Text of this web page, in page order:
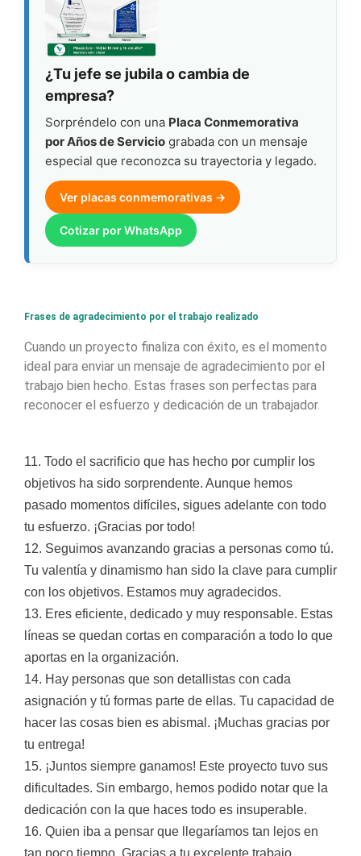
¿Tu jefe se jubila o cambia de
empresa?
Sorpréndelo con una Placa Conmemorativa
por Años de Servicio grabada con un mensaje
especial que reconozca su trayectoria y legado.
Ver placas conmemorativas →
Cotizar por WhatsApp
Frases de agradecimiento por el trabajo realizado
Cuando un proyecto finaliza con éxito, es el momento
ideal para enviar un mensaje de agradecimiento por el
trabajo bien hecho. Estas frases son perfectas para
reconocer el esfuerzo y dedicación de un trabajador.
11. Todo el sacrificio que has hecho por cumplir los
objetivos ha sido sorprendente. Aunque hemos
pasado momentos difíciles, sigues adelante con todo
tu esfuerzo. ¡Gracias por todo!
12. Seguimos avanzando gracias a personas como tú.
Tu valentía y dinamismo han sido la clave para cumplir
con los objetivos. Estamos muy agradecidos.
13. Eres eficiente, dedicado y muy responsable. Estas
líneas se quedan cortas en comparación a todo lo que
aportas en la organización.
14. Hay personas que son detallistas con cada
asignación y tú formas parte de ellas. Tu capacidad de
hacer las cosas bien es abismal. ¡Muchas gracias por
tu entrega!
15. ¡Juntos siempre ganamos! Este proyecto tuvo sus
dificultades. Sin embargo, hemos podido notar que la
dedicación con la que haces todo es insuperable.
16. Quien iba a pensar que llegaríamos tan lejos en
tan poco tiempo. Gracias a tu excelente trabajo